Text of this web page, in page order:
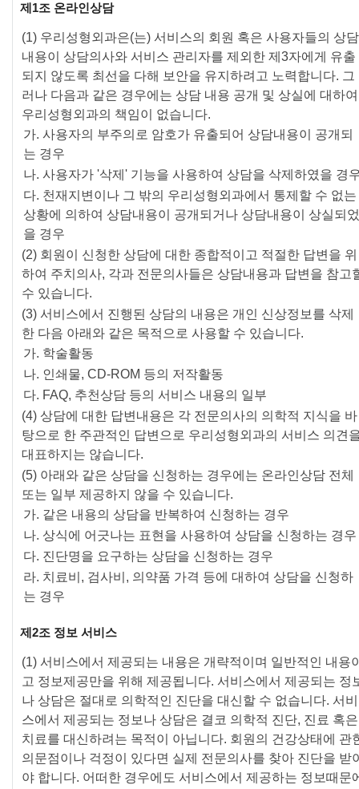
제1조 온라인상담
(1) 우리성형외과은(는) 서비스의 회원 혹은 사용자들의 상담
내용이 상담의사와 서비스 관리자를 제외한 제3자에게 유출
되지 않도록 최선을 다해 보안을 유지하려고 노력합니다. 그
러나 다음과 같은 경우에는 상담 내용 공개 및 상실에 대하여
우리성형외과의 책임이 없습니다.
가. 사용자의 부주의로 암호가 유출되어 상담내용이 공개되
는 경우
나. 사용자가 '삭제' 기능을 사용하여 상담을 삭제하였을 경
다. 천재지변이나 그 밖의 우리성형외과에서 통제할 수 없는
상황에 의하여 상담내용이 공개되거나 상담내용이 상실되었
을 경우
(2) 회원이 신청한 상담에 대한 종합적이고 적절한 답변을 위
하여 주치의사, 각과 전문의사들은 상담내용과 답변을 참고
수 있습니다.
(3) 서비스에서 진행된 상담의 내용은 개인 신상정보를 삭제
한 다음 아래와 같은 목적으로 사용할 수 있습니다.
가. 학술활동
나. 인쇄물, CD-ROM 등의 저작활동
다. FAQ, 추천상담 등의 서비스 내용의 일부
(4) 상담에 대한 답변내용은 각 전문의사의 의학적 지식을 바
탕으로 한 주관적인 답변으로 우리성형외과의 서비스 의견
대표하지는 않습니다.
(5) 아래와 같은 상담을 신청하는 경우에는 온라인상담 전체
또는 일부 제공하지 않을 수 있습니다.
가. 같은 내용의 상담을 반복하여 신청하는 경우
나. 상식에 어긋나는 표현을 사용하여 상담을 신청하는 경우
다. 진단명을 요구하는 상담을 신청하는 경우
라. 치료비, 검사비, 의약품 가격 등에 대하여 상담을 신청하
는 경우
제2조 정보 서비스
(1) 서비스에서 제공되는 내용은 개략적이며 일반적인 내용
고 정보제공만을 위해 제공됩니다. 서비스에서 제공되는 정
나 상담은 절대로 의학적인 진단을 대신할 수 없습니다. 서비
스에서 제공되는 정보나 상담은 결코 의학적 진단, 진료 혹은
치료를 대신하려는 목적이 아닙니다. 회원의 건강상태에 관
의문점이나 걱정이 있다면 실제 전문의사를 찾아 진단을 받
야 합니다. 어떠한 경우에도 서비스에서 제공하는 정보때문